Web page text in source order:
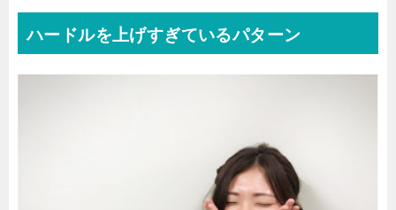
ハードルを上げすぎているパターン